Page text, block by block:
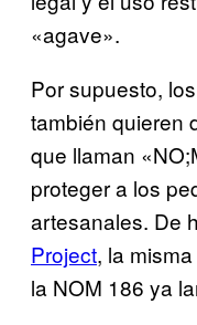
«agave».
Por supuesto,
también quieren
que llaman
proteger a los
artesanales. De
Project, la
la NOM 186 ya